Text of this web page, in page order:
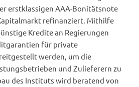
erstklassigen AAA-Bonitätsnote
refinanziert. Mithilfe
Kredite an Regierungen
für private
werden, um die
und Zulieferern zu
des Instituts wird beratend von